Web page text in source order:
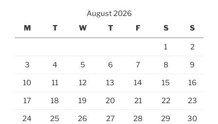
August 2026
M
T W T F S S
1 2
3 4 5 6 7 8 9
10 11 12 13 14 15 16
17 18 19 20 21 22 23
24 25 26 27 28 29 30